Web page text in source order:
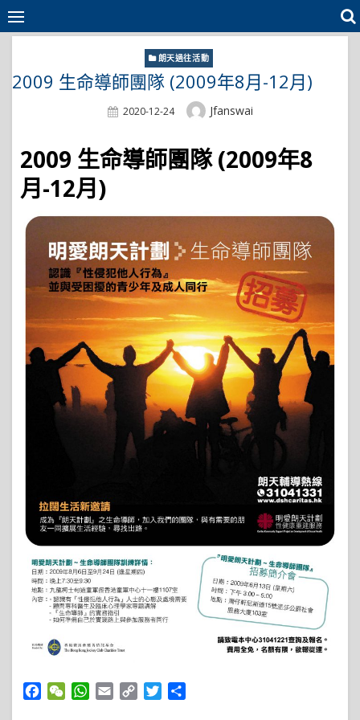
Skip
to
朗天過往活動
2009 生命導師團隊 (2009年8月-12月)
Posted
2020-12-24 Author
Jfanswai
2009 生命導師團隊 (2009年8
月-12月)
Facebook
WeChatWhatsApp
Email Copy
Twitter